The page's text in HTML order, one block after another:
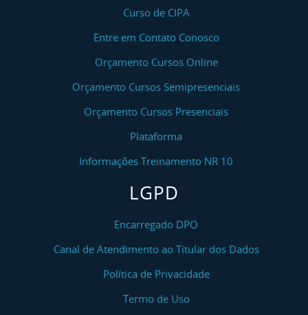
Curso de CIPA
Entre em Contato Conosco
Orçamento Cursos Online
Orçamento Cursos Semipresenciais
Orçamento Cursos Presenciais
Plataforma
Informações Treinamento NR 10
LGPD
Encarregado DPO
Canal de Atendimento ao Titular dos Dados
Política de Privacidade
Termo de Uso